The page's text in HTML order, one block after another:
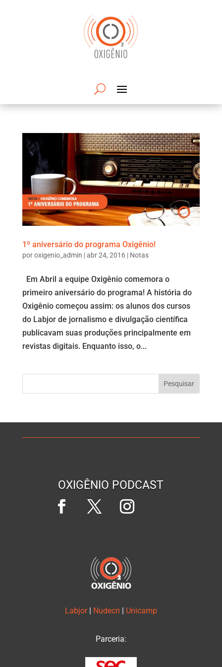
1º aniversário do programa Oxigênio!
poroxigenio_admin |abr 24, 2016| Notas
Em Abril a equipe Oxigênio comemora o
primeiro aniversário do programa! A história do
Oxigênio começou assim: os alunos dos cursos
do Labjor de jornalismo e divulgação científica
publicavam suas produções principalmente em
revistas digitais. Enquanto isso, o...
OXIGÊNIO PODCAST
Labjor Nudecri Unicamp
Parceria: